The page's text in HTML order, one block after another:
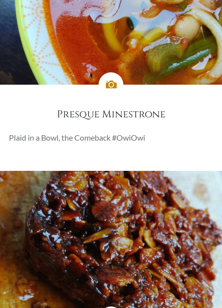
Presque Minestrone
Plaid in a Bowl, the Comeback #OwiOwi